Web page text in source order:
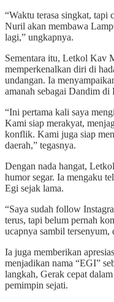
“Waktu terasa singkat,
Nuril akan membawa
lagi,” ungkapnya.
Sementara itu, Letkol Kav
memperkenalkan diri di
undangan. Ia
amanah sebagai Dandim
“Ini pertama kali saya
Kami siap merakyat,
konflik. Kami juga siap
daerah,” tegasnya.
Dengan nada hangat,
humor segar. Ia mengaku
Egi sejak lama.
“Saya sudah follow
terus, tapi belum pernah
ucapnya sambil tersenyum,
Ia juga memberikan
menjadikan nama “EGI”
langkah, Gerak cepat
pemimpin sejati.